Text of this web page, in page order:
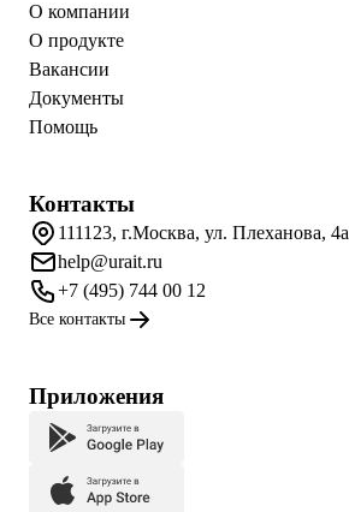
О компании
О продукте
Вакансии
Документы
Помощь
Контакты
111123, г.Москва, ул. Плеханова, 4а
help@urait.ru
+7 (495) 744 00 12
Все контакты
Приложения